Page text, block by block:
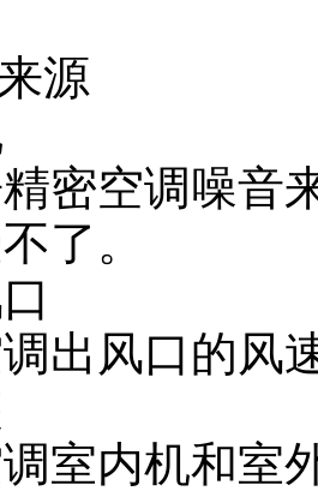
源
空调噪音来
了。
风口的风速
内机和室外